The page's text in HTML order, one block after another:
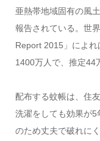
亜熱帯地域固有の風
報告されている。世
Report 2015」によ
1400万人で、推定44
配布する蚊帳は、住
洗濯をしても効果が
のため丈夫で破れに